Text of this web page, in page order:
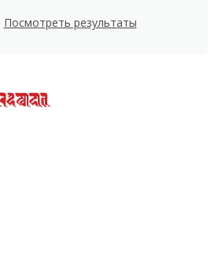
Посмотреть результаты